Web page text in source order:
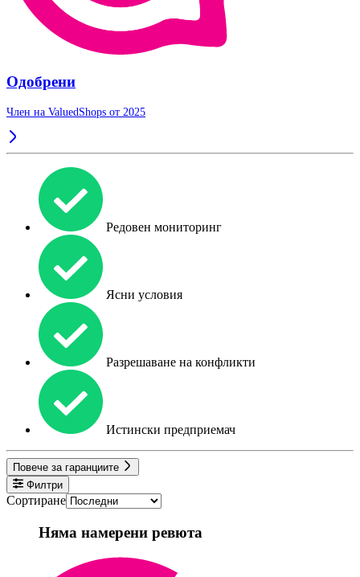
Одобрени
Член на ValuedShops от 2025
Редовен мониторинг
Ясни условия
Разрешаване на конфликти
Истински предприемач
Повече за гаранциите
Филтри
Сортиране
Няма намерени ревюта